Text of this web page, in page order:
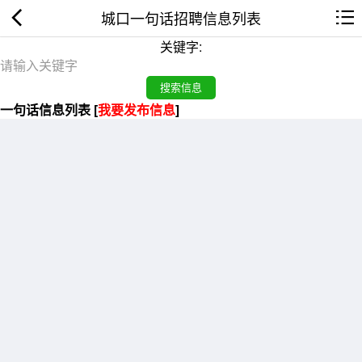
城口一句话招聘信息列表
关键字:
一句话信息列表 [我要发布信息]